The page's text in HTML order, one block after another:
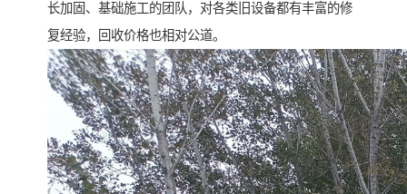
长加固、基础施工的团队，对各类旧设备都有丰富的修
复经验，回收价格也相对公道。